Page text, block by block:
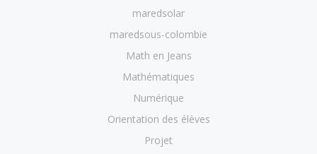
maredsolar
maredsous-colombie
Math en Jeans
Mathématiques
Numérique
Orientation des élèves
Projet